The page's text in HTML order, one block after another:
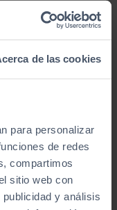
de las cookies
para personalizar
de redes
compartimos
sitio web con
y análisis